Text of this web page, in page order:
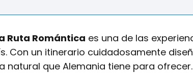
Ruta Romántica es una de las
Con un itinerario cuidadosamente
que Alemania tiene para ofrecer.